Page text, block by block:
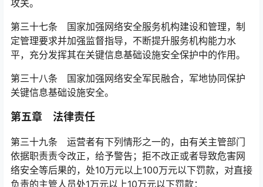
攻关。
第三十七条 国家加强网络安全服务机构建设和管理，制
定管理要求并加强监督指导，不断提升服务机构能力水
平，充分发挥其在关键信息基础设施安全保护中的作用。
第三十八条 国家加强网络安全军民融合，军地协同保护
关键信息基础设施安全。
第五章 法律责任
第三十九条 运营者有下列情形之一的，由有关主管部门
依据职责责令改正，给予警告；拒不改正或者导致危害网
络安全等后果的，处10万元以上100万元以下罚款，对直接
负责的主管人员处1万元以上10万元以下罚款：󠅅󠅃󠄵󠅂󠄪󠇖󠆨󠆨󠇕󠆞󠆒󠅬󠇘󠆭󠆘󠇙󠆝󠅵󠇗󠆭󠆁󠄐󠇗󠅹󠅸󠇖󠆍󠅳󠇖󠅹󠅰󠇖󠆌󠅹